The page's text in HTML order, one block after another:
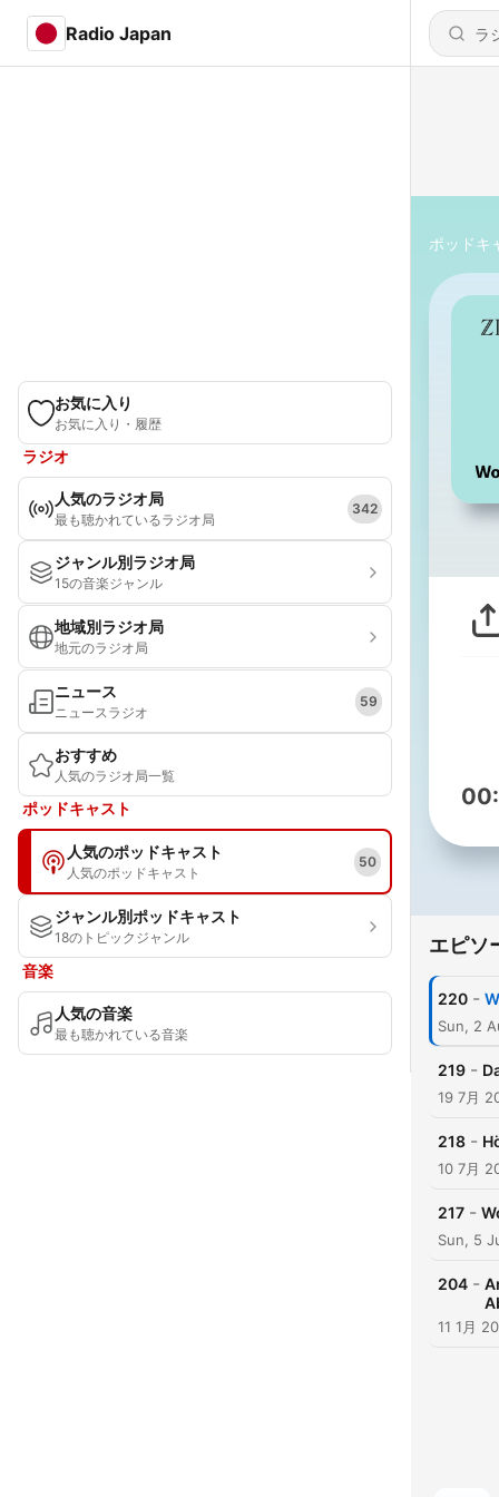
Radio Japan
お気に入り
お気に入り・履歴
ラジオ
人気のラジオ局
最も聴かれているラジオ局
342
ジャンル別ラジオ局
15の音楽ジャンル
地域別ラジオ局
地元のラジオ局
ニュース
ニュースラジオ
59
おすすめ
人気のラジオ局一覧
ポッドキャスト
人気のポッドキャスト
人気のポッドキャスト
50
ジャンル別ポッドキャスト
18のトピックジャンル
音楽
人気の音楽
最も聴かれている音楽
ポッドキ
エピソ
220 -
Sun, 2
219 -
19 7月
218 -
10 7月
217 -
Sun, 5
204 -
11 1月